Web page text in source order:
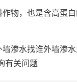
物，也是含高蛋
渗水找谁外墙渗
有关问题